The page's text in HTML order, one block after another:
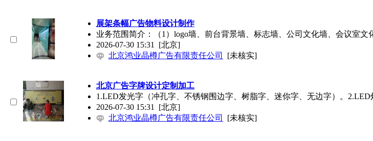
展架条幅广告物料设计制作
业务范围简介：（1）logo墙、前台背景墙、标志墙、公司文化墙、会议室
2026-07-30 15:31 [北京]
北京鸿业晶樽广告有限责任公司
[未核实]
北京广告字牌设计定制加工
1.LED发光字（冲孔字、不锈钢围边字、树脂字、迷你字、无边字）。
2026-07-30 15:31 [北京]
北京鸿业晶樽广告有限责任公司
[未核实]